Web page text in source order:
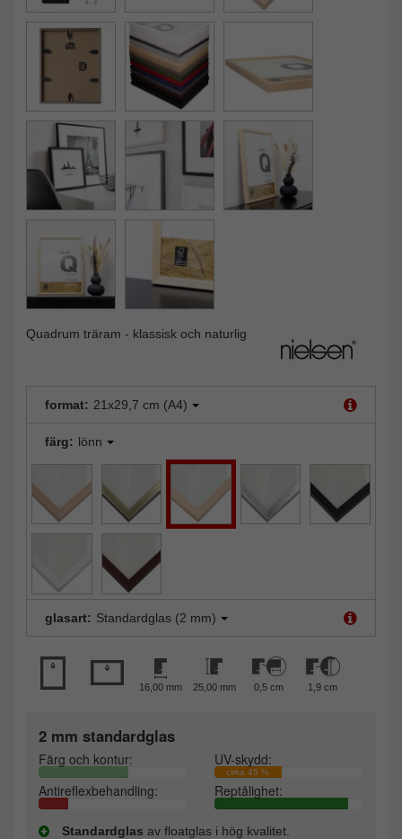
Quadrum träram - klassisk och naturlig
format: 21x29,7 cm (A4)
färg: lönn
glasart: Standardglas (2 mm)
16,00 mm 25,00 mm 0,5 cm 1,9 cm
2 mm standardglas
Färg och kontur: UV-skydd:
cirka 45 %
Antireflexbehandling: Reptålighet:
Standardglas av floatglas i hög kvalitet.